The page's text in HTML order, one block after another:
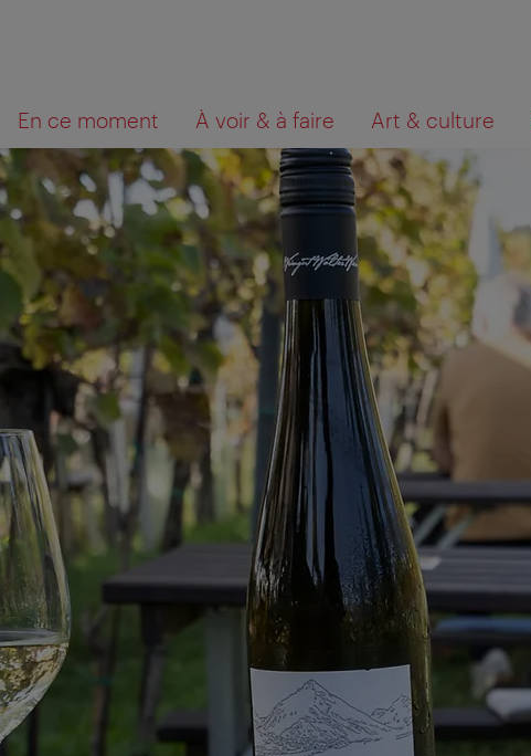
En ce moment À voir & à faire Art & culture
Que
cherchez-
vous?